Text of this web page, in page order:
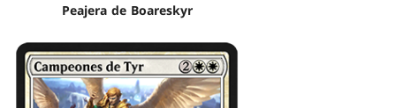
Peajera de Boareskyr